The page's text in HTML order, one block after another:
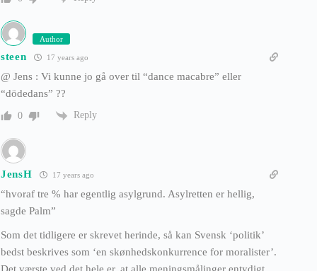
Author
steen 17 years ago
@ Jens : Vi kunne jo gå over til “dance macabre” eller
“dödedans” ??
0 Reply
JensH 17 years ago
“hvoraf tre % har egentlig asylgrund. Asylretten er hellig,
sagde Palm”
Som det tidligere er skrevet herinde, så kan Svensk ‘politik’
bedst beskrives som ‘en skønhedskonkurrence for moralister’.